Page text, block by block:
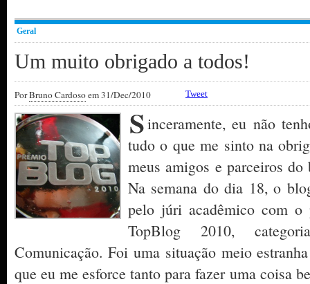
Geral
Um muito obrigado a todos!
PorBruno Cardosoem 31/Dec/2010 Tweet
Sinceramente, eu não
tudo o que me sinto na
meus amigos e parceiros
Na semana do dia 18, o
pelo júri acadêmico com
TopBlog 2010,
Comunicação. Foi uma situação meio
que eu me esforce tanto para fazer uma coisa